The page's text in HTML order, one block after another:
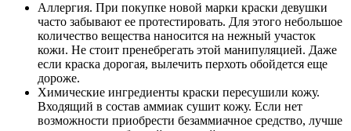
Аллергия. При покупке новой марки краски девушки
часто забывают ее протестировать. Для этого небольшое
количество вещества наносится на нежный участок
кожи. Не стоит пренебрегать этой манипуляцией. Даже
если краска дорогая, вылечить перхоть обойдется еще
дороже.
Химические ингредиенты краски пересушили кожу.
Входящий в состав аммиак сушит кожу. Если нет
возможности приобрести безаммиачное средство, лучше